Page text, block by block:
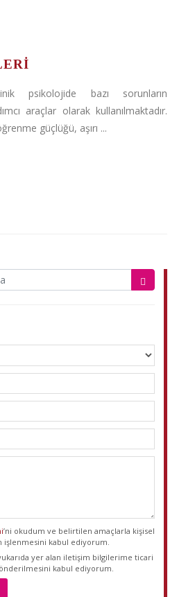
psikolojide bazı sorunların
araçlar olarak kullanılmaktadır.
güçlüğü, aşırı ...
’ni okudum ve belirtilen amaçlarla kişisel
işlenmesini kabul ediyorum.
yer alan iletişim bilgilerime ticari
kabul ediyorum.